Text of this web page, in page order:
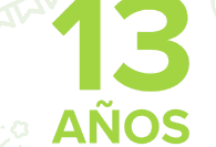
Vie 8:00am - 5:00pm